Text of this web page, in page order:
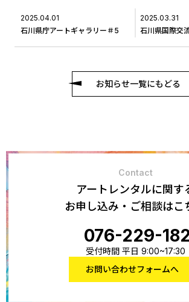
2025.04.01
石川県庁アートギャラリー＃5
2025.03.31
お知らせ一覧にもどる
Contact
アートレンタルに関す
お申し込み・ご相談はこ
076-229-
受付時間 平日 9:00~17:30
お問い合わせフォームへ